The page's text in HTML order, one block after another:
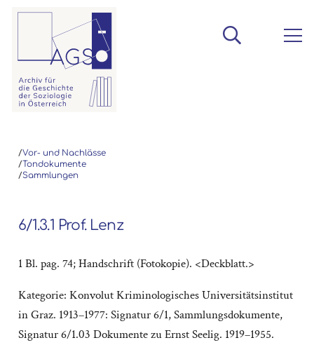
/Vor- und Nachlässe
/Tondokumente
/Sammlungen
6/1.3.1 Prof. Lenz
1 Bl. pag. 74; Handschrift (Fotokopie). <Deckblatt.>
Kategorie: Konvolut Kriminologisches Universitätsinstitut
in Graz. 1913–1977: Signatur 6/1,Sammlungsdokumente,
Signatur 6/1.03 Dokumente zu Ernst Seelig. 1919–1955.